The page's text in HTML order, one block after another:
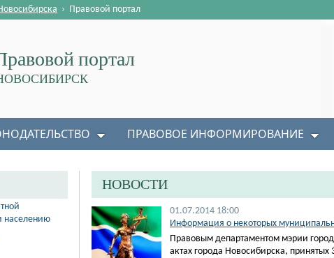
портал
› Правовой портал
ПРАВОВОЕ ИНФОРМИРОВАНИЕ
НОВОСТИ
01.07.2014 18:00
Информация о некоторых
Правовым департаментом мэрии
актах города Новосибирска, принятых
населению